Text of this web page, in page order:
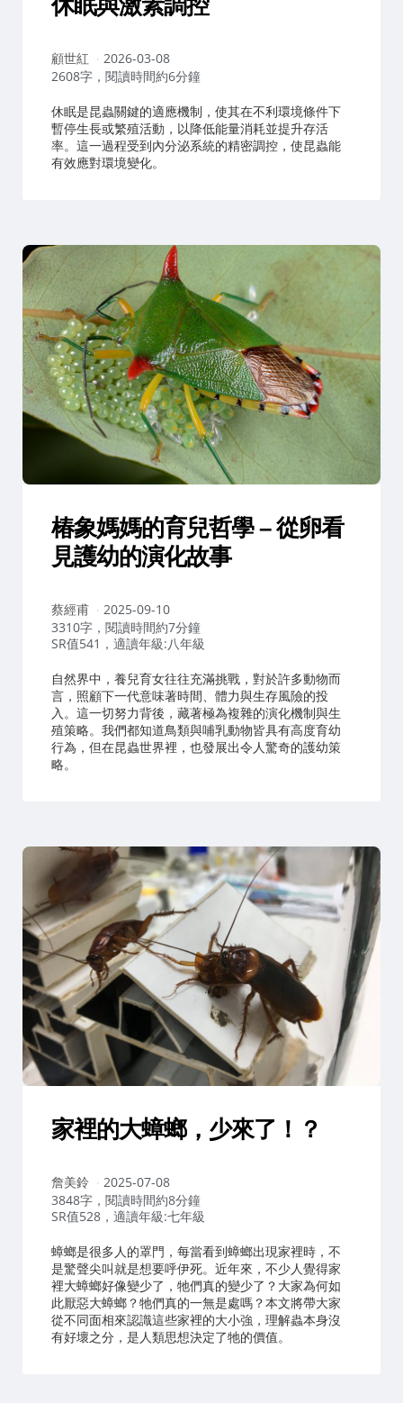
作
者：
顧世紅
2026-03-08
2608字，閱讀時間約6分鐘
休眠是昆蟲關鍵的適應機制，使其在不利環境條件下
暫停生長或繁殖活動，以降低能量消耗並提升存活
率。這一過程受到內分泌系統的精密調控，使昆蟲能
有效應對環境變化。
椿象媽媽的育兒哲學 – 從卵看
見護幼的演化故事
作
者：
蔡經甫
2025-09-10
3310字，閱讀時間約7分鐘
SR值541，適讀年級:八年級
自然界中，養兒育女往往充滿挑戰，對於許多動物而
言，照顧下一代意味著時間、體力與生存風險的投
入。這一切努力背後，藏著極為複雜的演化機制與生
殖策略。我們都知道鳥類與哺乳動物皆具有高度育幼
行為，但在昆蟲世界裡，也發展出令人驚奇的護幼策
略。
家裡的大蟑螂，少來了！？
作
者：
詹美鈴
2025-07-08
3848字，閱讀時間約8分鐘
SR值528，適讀年級:七年級
蟑螂是很多人的罩門，每當看到蟑螂出現家裡時，不
是驚聲尖叫就是想要呼伊死。近年來，不少人覺得家
裡大蟑螂好像變少了，牠們真的變少了？大家為何如
此厭惡大蟑螂？牠們真的一無是處嗎？本文將帶大家
從不同面相來認識這些家裡的大小強，理解蟲本身沒
有好壞之分，是人類思想決定了牠的價值。